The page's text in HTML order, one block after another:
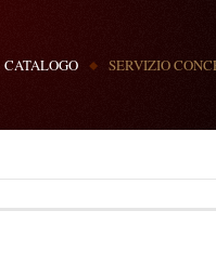
CATALOGO SERVIZIO